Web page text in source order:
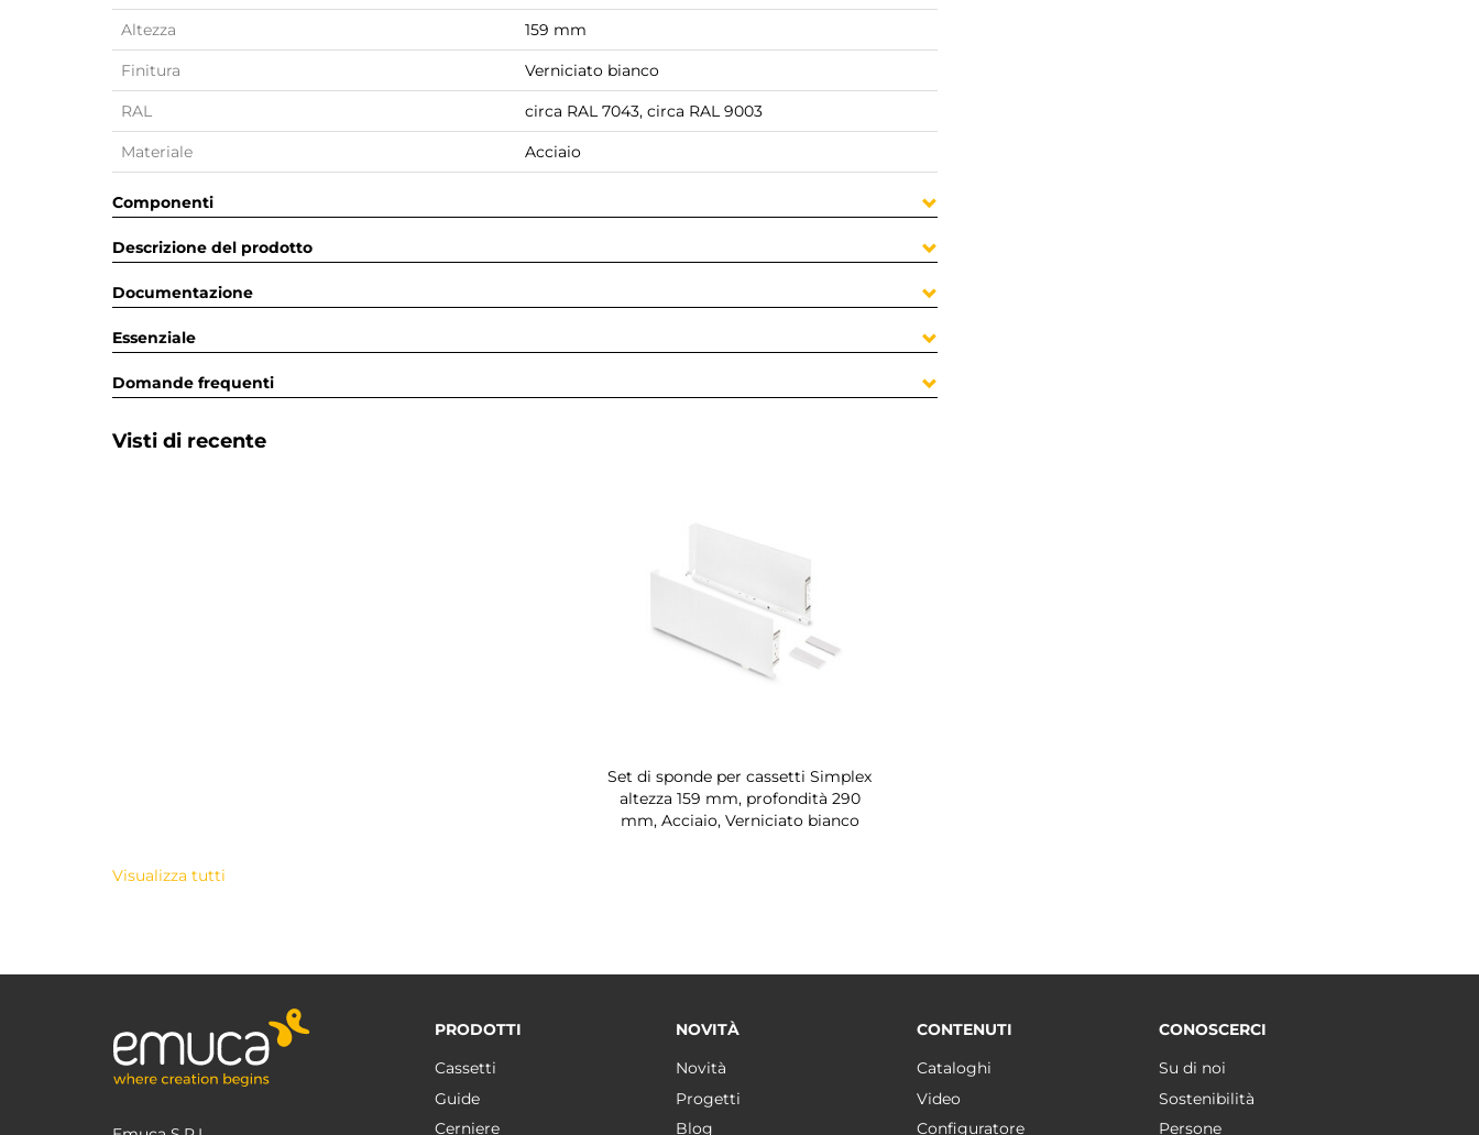
Altezza 159 mm
Finitura Verniciato bianco
RAL circa RAL 7043, circa RAL 9003
Materiale Acciaio
Componenti
Descrizione del prodotto
Documentazione
Essenziale
Domande frequenti
Visti di recente
Set di sponde per cassetti Simplex
altezza 159 mm, profondità 290
mm, Acciaio, Verniciato bianco
Visualizza tutti
PRODOTTI
Cassetti
Guide
Cerniere
NOVITÀ
Novità
Progetti
Blog
CONTENUTI
Cataloghi
Video
Configuratore
CONOSCERCI
Su di noi
Sostenibilità
Persone